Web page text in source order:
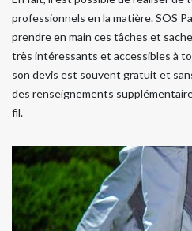
professionnels en la matière. SOS
prendre en main ces tâches et
très intéressants et accessibles à
son devis est souvent gratuit et
des renseignements
fil.